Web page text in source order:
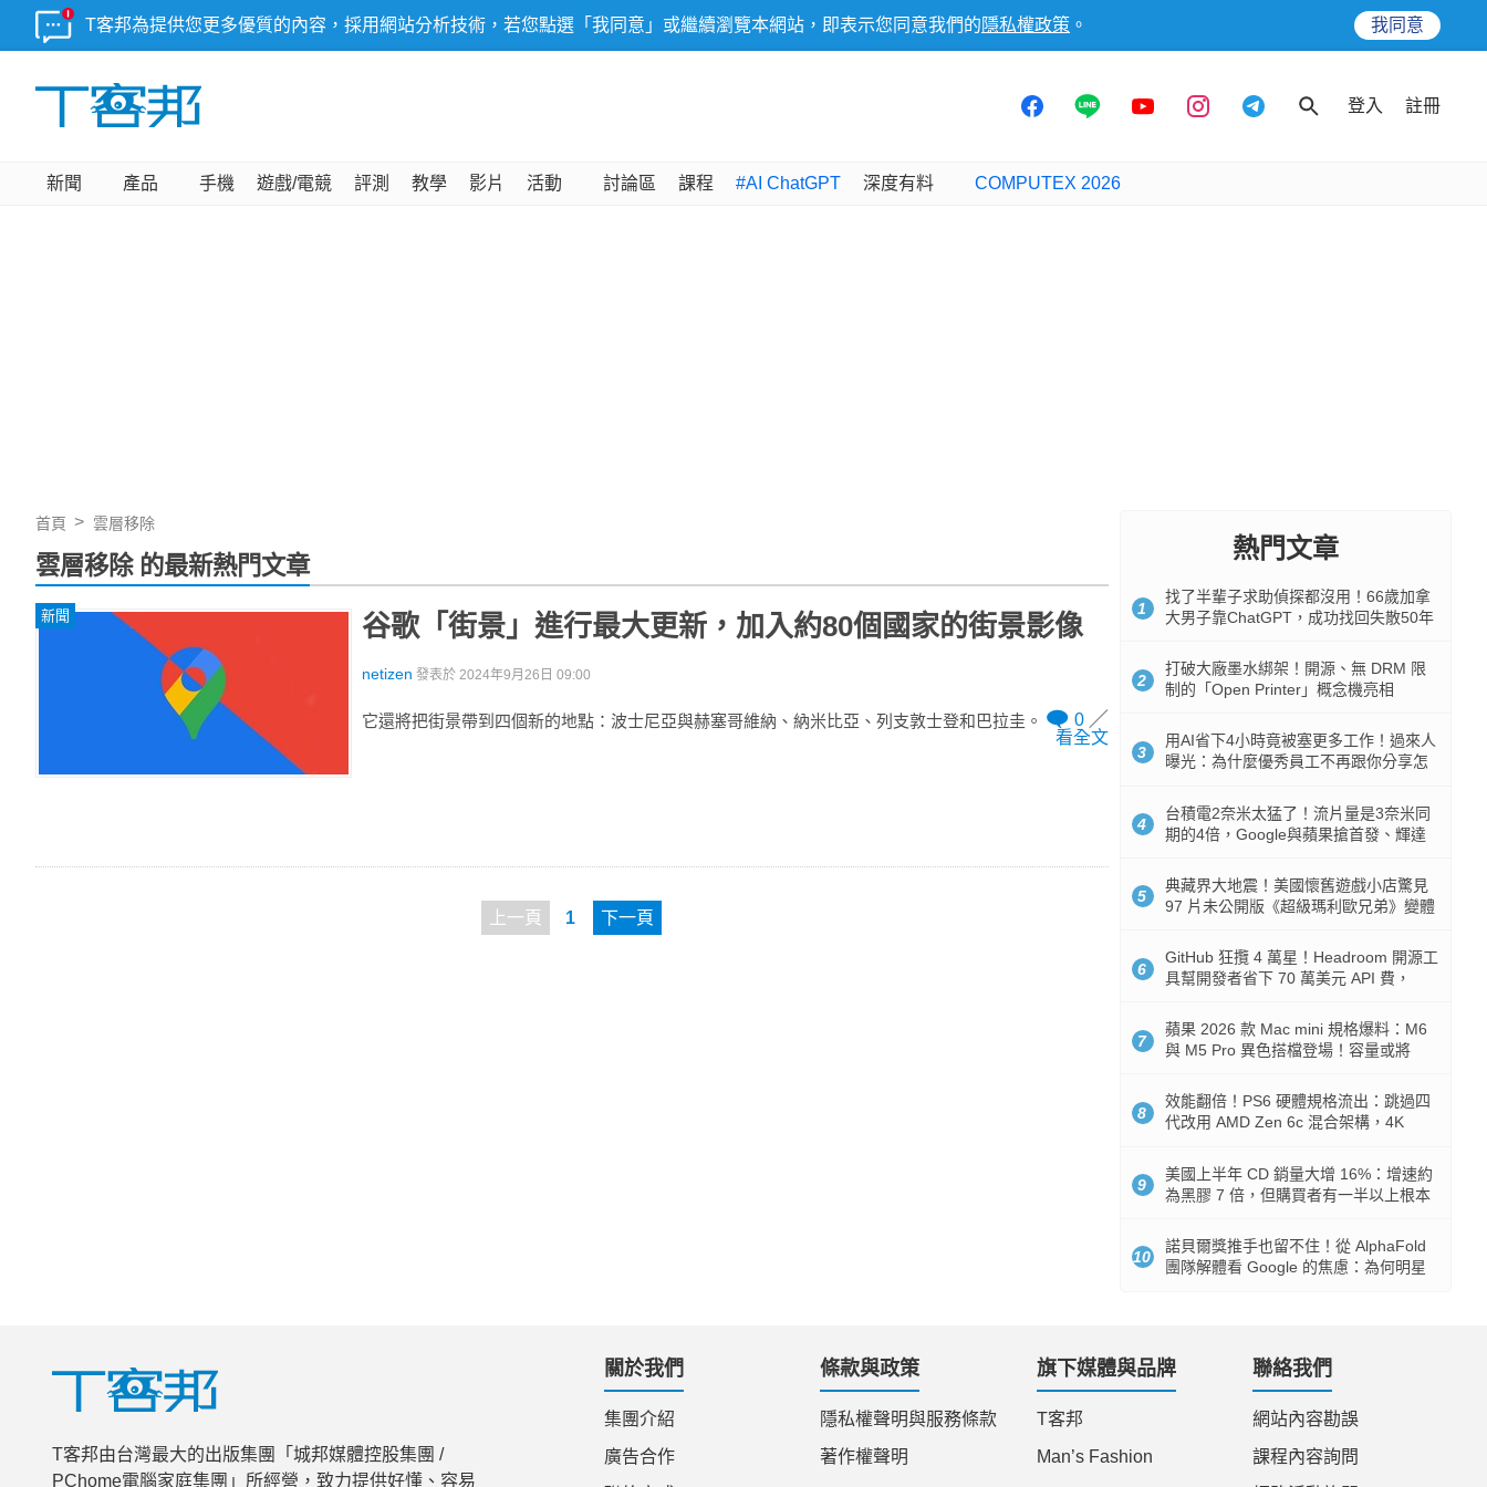
T客邦為提供您更多優質的內容，採用網站分析技術，若您點選「我同意」或繼續瀏覽本網站，即表示您同意我們的 隱私權政策 。 我同意
登入 註冊
新聞 產品 手機 遊戲/電競 評測 教學 影片 活動 討論區 課程 #AI ChatGPT 深度有料 COMPUTEX 2026
首頁 雲層移除
雲層移除 的最新熱門文章
新聞 谷歌「街景」進行最大更新，加入約80個國家的街景影像
netizen 發表於 2024年9月26日 09:00
它還將把街景帶到四個新的地點：波士尼亞與赫塞哥維納、納米比亞、列支敦士登和巴拉圭。
0
看全文
上一頁 1 下一頁
熱門文章
1
找了半輩子求助偵探都沒用！66歲加拿
大男子靠ChatGPT，成功找回失散50年
2
打破大廠墨水綁架！開源、無 DRM 限
制的「Open Printer」概念機亮相
3
用AI省下4小時竟被塞更多工作！過來人
曝光：為什麼優秀員工不再跟你分享怎
4
台積電2奈米太猛了！流片量是3奈米同
期的4倍，Google與蘋果搶首發、輝達
5
典藏界大地震！美國懷舊遊戲小店驚見
97 片未公開版《超級瑪利歐兄弟》變體
6
GitHub 狂攬 4 萬星！Headroom 開源工
具幫開發者省下 70 萬美元 API 費，
7
蘋果 2026 款 Mac mini 規格爆料：M6
與 M5 Pro 異色搭檔登場！容量或將
8
效能翻倍！PS6 硬體規格流出：跳過四
代改用 AMD Zen 6c 混合架構，4K
9
美國上半年 CD 銷量大增 16%：增速約
為黑膠 7 倍，但購買者有一半以上根本
10
諾貝爾獎推手也留不住！從 AlphaFold
團隊解體看 Google 的焦慮：為何明星
T客邦由台灣最大的出版集團「城邦媒體控股集團 /
PChome電腦家庭集團」所經營，致力提供好懂、容易
關於我們
集團介紹
廣告合作
條款與政策
隱私權聲明與服務條款
著作權聲明
旗下媒體與品牌
T客邦
Man’s Fashion
聯絡我們
網站內容勘誤
課程內容詢問